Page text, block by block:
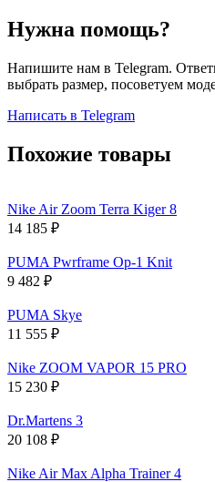
Нужна помощь?
Напишите нам в Telegram.
выбрать размер, посоветуем
Написать в Telegram
Похожие товары
Nike Air Zoom Terra Kiger 8
14 185 ₽
PUMA Pwrframe Op-1 Knit
9 482 ₽
PUMA Skye
11 555 ₽
Nike ZOOM VAPOR 15 PRO
15 230 ₽
Dr.Martens 3
20 108 ₽
Nike Air Max Alpha Trainer 4